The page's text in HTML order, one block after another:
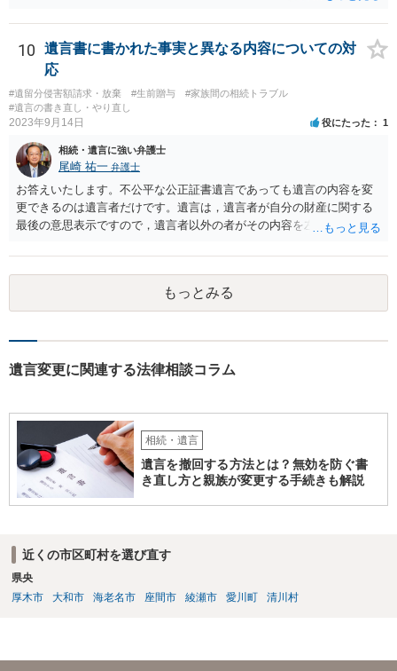
ますか。 →本人が自由に決められますので、どこが妥当とは言えない
です。客観的な基準もありません。 ・できれば穏やかに、分割を拒否
することはできますか。 →分割を拒否するということは、遺産はいら
ないということでしょうか。遺言で、受取を指定されててもいらない
と拒否することはできます。理由を説明する必要はありません。
10
遺言書に書かれた事実と異なる内容についての対
応
#遺留分侵害額請求・放棄 #生前贈与
#家族間の相続トラブル
#遺言の書き直し・やり直し
2023年9月14日 役にたった 1
相続・遺言に強い弁護士
尾崎 祐一 弁護士
お答えいたします。不公平な公正証書遺言であっても遺言の内容を変
更できるのは遺言者だけです。遺言は，遺言者が自分の財産に関する
最後の意思表示ですので，遺言者以外の者がその内容を左右させるこ
とはできないのです。
もっとみる
遺言変更に関連する法律相談コラム
相続・遺言
遺言を撤回する方法とは？無効を防ぐ書
き直し方と親族が変更する手続きも解説
近くの市区町村を選び直す
県央
厚木市
大和市 海老名市 座間市 綾瀬市 愛川町 清川村